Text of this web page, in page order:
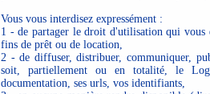
Vous vous interdisez expressément :
1 - de partager le droit d'utilisation qui vous
fins de prêt ou de location,
2 - de diffuser, distribuer, communiquer,
soit, partiellement ou en totalité, le
documentation, ses urls, vos identifiants,